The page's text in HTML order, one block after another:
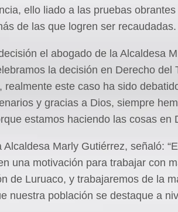
ello liado a las pruebas
de las que logren ser
el abogado de la Alcaldesa
la decisión en Derecho del
realmente este caso ha sido
y gracias a Dios, siempre
estamos haciendo las cosas en
Alcaldesa Marly Gutiérrez, señaló:
una motivación para trabajar con
de Luruaco, y trabajaremos de la
nuestra población se destaque a